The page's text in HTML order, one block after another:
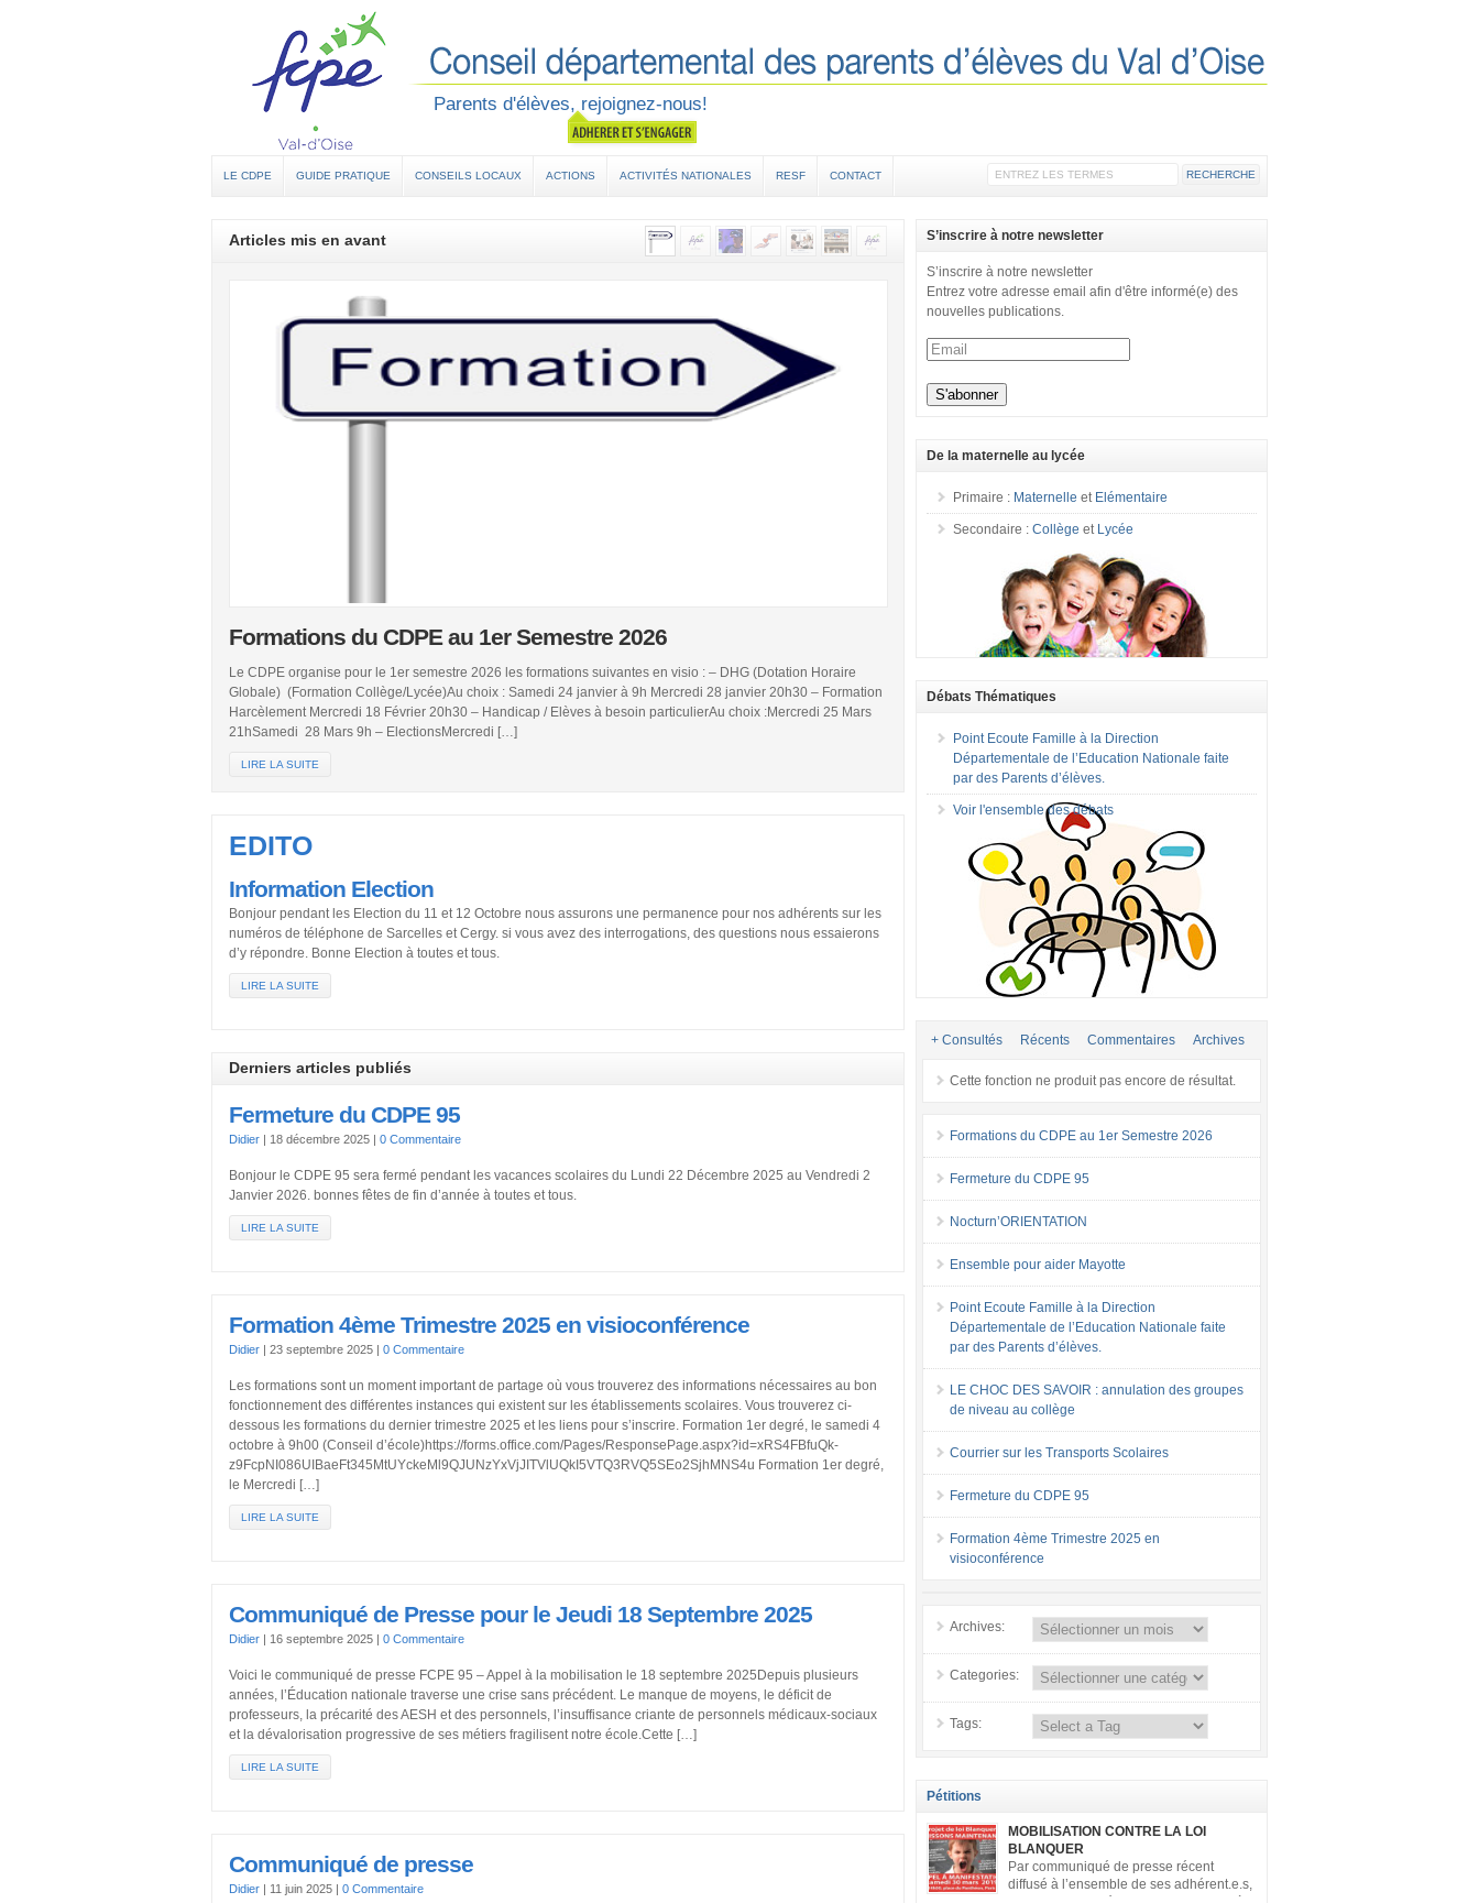
Parents d'élèves, rejoignez-nous!
LE CDPE GUIDE PRATIQUE CONSEILS LOCAUX ACTIONS ACTIVITÉS NATIONALES RESF CONTACT
Articles mis en avant
Formations du CDPE au 1er Semestre 2026
Le CDPE organise pour le 1er semestre 2026 les formations suivantes en visio : – DHG (Dotation Horaire
Globale) (Formation Collège/Lycée)Au choix : Samedi 24 janvier à 9h Mercredi 28 janvier 20h30 – Formation
Harcèlement Mercredi 18 Février 20h30 – Handicap / Elèves à besoin particulierAu choix :Mercredi 25 Mars
21hSamedi 28 Mars 9h – ElectionsMercredi […]
LIRE LA SUITE
EDITO
Information Election
Bonjour pendant les Election du 11 et 12 Octobre nous assurons une permanence pour nos adhérents sur les
numéros de téléphone de Sarcelles et Cergy. si vous avez des interrogations, des questions nous essaierons
d’y répondre. Bonne Election à toutes et tous.
LIRE LA SUITE
Derniers articles publiés
Fermeture du CDPE 95
Didier 18 décembre 2025 0 Commentaire
Bonjour le CDPE 95 sera fermé pendant les vacances scolaires du Lundi 22 Décembre 2025 au Vendredi 2
Janvier 2026. bonnes fêtes de fin d’année à toutes et tous.
LIRE LA SUITE
Formation 4ème Trimestre 2025 en visioconférence
Didier 23 septembre 2025 0 Commentaire
Les formations sont un moment important de partage où vous trouverez des informations nécessaires au bon
fonctionnement des différentes instances qui existent sur les établissements scolaires. Vous trouverez ci-
dessous les formations du dernier trimestre 2025 et les liens pour s’inscrire. Formation 1er degré, le samedi 4
octobre à 9h00 (Conseil d’école)https://forms.office.com/Pages/ResponsePage.aspx?id=xRS4FBfuQk-
z9FcpNI086UIBaeFt345MtUYckeMl9QJUNzYxVjJITVlUQkI5VTQ3RVQ5SEo2SjhMNS4u Formation 1er degré,
le Mercredi […]
LIRE LA SUITE
Communiqué de Presse pour le Jeudi 18 Septembre 2025
Didier 16 septembre 2025 0 Commentaire
Voici le communiqué de presse FCPE 95 – Appel à la mobilisation le 18 septembre 2025Depuis plusieurs
années, l’Éducation nationale traverse une crise sans précédent. Le manque de moyens, le déficit de
professeurs, la précarité des AESH et des personnels, l’insuffisance criante de personnels médicaux-sociaux
et la dévalorisation progressive de ses métiers fragilisent notre école.Cette […]
LIRE LA SUITE
Communiqué de presse
Didier 11 juin 2025 0 Commentaire
S’inscrire à notre newsletter
S’inscrire à notre newsletter
Entrez votre adresse email afin d'être informé(e) des
nouvelles publications.
De la maternelle au lycée
Primaire : Maternelle et Elémentaire
Secondaire :Collège et Lycée
Débats Thématiques
Point Ecoute Famille à la Direction
Départementale de l’Education Nationale faite
par des Parents d’élèves.
Voir l'ensemble des débats
+ Consultés Récents Commentaires Archives
Cette fonction ne produit pas encore de résultat.
Formations du CDPE au 1er Semestre 2026
Fermeture du CDPE 95
Nocturn’ORIENTATION
Ensemble pour aider Mayotte
Point Ecoute Famille à la Direction
Départementale de l’Education Nationale faite
par des Parents d’élèves.
LE CHOC DES SAVOIR : annulation des groupes
de niveau au collège
Courrier sur les Transports Scolaires
Fermeture du CDPE 95
Formation 4ème Trimestre 2025 en
visioconférence
Archives:
Categories:
Tags:
Pétitions
MOBILISATION CONTRE LA LOI
BLANQUER
Par communiqué de presse récent
diffusé à l’ensemble de ses adhérent.e.s,